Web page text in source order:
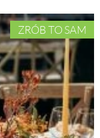
ZRÓB TO SAM